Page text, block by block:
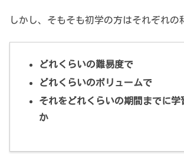
しかし、そもそも初学の方はそれぞれの
どれくらいの難易度で
どれくらいのボリュームで
それをどれくらいの期間までに学
か